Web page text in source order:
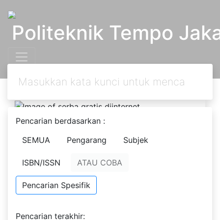
Politeknik Tempo
Pencarian berdasarkan :
SEMUA
Pengarang Subjek
ISBN/ISSN ATAU COBA
Pencarian Spesifik
Pencarian terakhir:
Text
serba gratis diinternet
Andrea C.T - Nama Orang;
Tidak Tersedia Deskripsi